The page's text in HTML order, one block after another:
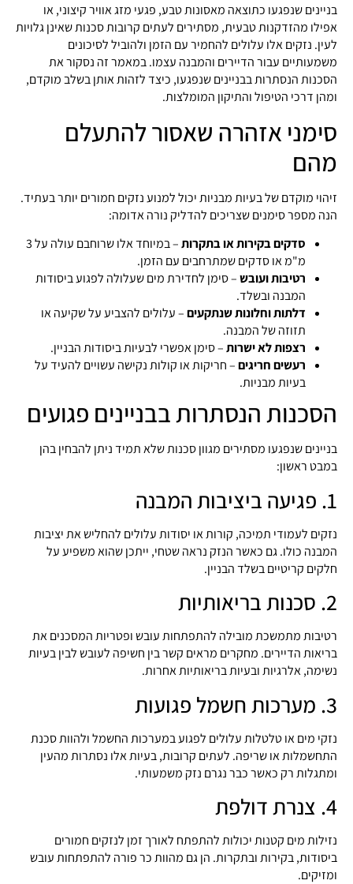
בניינים שנפגעו כתוצאה מאסונות טבע, פגעי מזג אוויר קיצוני, או
אפילו מהזדקנות טבעית, מסתירים לעתים קרובות סכנות שאינן גלויות
לעין. נזקים אלו עלולים להחמיר עם הזמן ולהוביל לסיכונים
משמעותיים עבור הדיירים והמבנה עצמו. במאמר זה נסקור את
הסכנות הנסתרות בבניינים שנפגעו, כיצד לזהות אותן בשלב מוקדם,
ומהן דרכי הטיפול והתיקון המומלצות.
סימני אזהרה שאסור להתעלם
מהם
זיהוי מוקדם של בעיות מבניות יכול למנוע נזקים חמורים יותר בעתיד.
הנה מספר סימנים שצריכים להדליק נורה אדומה:
סדקים בקירות או בתקרות
– במיוחד אלו שרוחבם עולה על 3
מ"מ או סדקים שמתרחבים עם הזמן.
רטיבות ועובש– סימן לחדירת מים שעלולה לפגוע ביסודות
המבנה ובשלד.
דלתות וחלונות שנתקעים– עלולים להצביע על שקיעה או
תזוזה של המבנה.
רצפות לא ישרות– סימן אפשרי לבעיות ביסודות הבניין.
רעשים חריגים– חריקות או קולות נקישה עשויים להעיד על
בעיות מבניות.
הסכנות הנסתרות בבניינים פגועים
בניינים שנפגעו מסתירים מגוון סכנות שלא תמיד ניתן להבחין בהן
במבט ראשון:
1. פגיעה ביציבות המבנה
נזקים לעמודי תמיכה, קורות או יסודות עלולים להחליש את יציבות
המבנה כולו. גם כאשר הנזק נראה שטחי, ייתכן שהוא משפיע על
חלקים קריטיים בשלד הבניין.
2. סכנות בריאותיות
רטיבות מתמשכת מובילה להתפתחות עובש ופטריות המסכנים את
בריאות הדיירים. מחקרים מראים קשר בין חשיפה לעובש לבין בעיות
נשימה, אלרגיות ובעיות בריאותיות אחרות.
3. מערכות חשמל פגועות
נזקי מים או טלטלות עלולים לפגוע במערכות החשמל ולהוות סכנת
התחשמלות או שריפה. לעתים קרובות, בעיות אלו נסתרות מהעין
ומתגלות רק כאשר כבר נגרם נזק משמעותי.
4. צנרת דולפת
נזילות מים קטנות יכולות להתפתח לאורך זמן לנזקים חמורים
ביסודות, בקירות ובתקרות. הן גם מהוות כר פורה להתפתחות עובש
ומזיקים.